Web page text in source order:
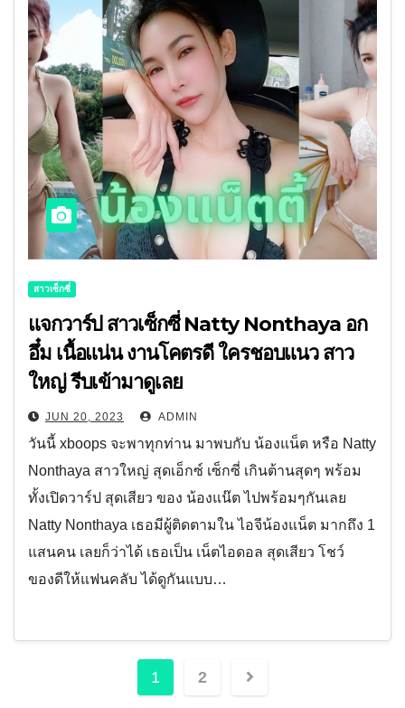
สาวเซ็กซี่
แจกวาร์ป สาวเซ็กซี่ Natty Nonthaya อก
อึ๋ม เนื้อแน่น งานโคตรดี ใครชอบแนว สาว
ใหญ่ รีบเข้ามาดูเลย
JUN 20, 2023 ADMIN
วันนี้ xboops จะพาทุกท่าน มาพบกับ น้องแน็ต หรือ Natty
Nonthaya สาวใหญ่ สุดเอ็กซ์ เซ็กซี่ เกินต้านสุดๆ พร้อม
ทั้งเปิดวาร์ป สุดเสียว ของ น้องแน๊ต ไปพร้อมๆกันเลย
Natty Nonthaya เธอมีผู้ติดตามใน ไอจีน้องแน็ต มากถึง 1
แสนคน เลยก็ว่าได้ เธอเป็น เน็ตไอดอล สุดเสียว โชว์
ของดีให้แฟนคลับ ได้ดูกันแบบ…
Posts
1 2